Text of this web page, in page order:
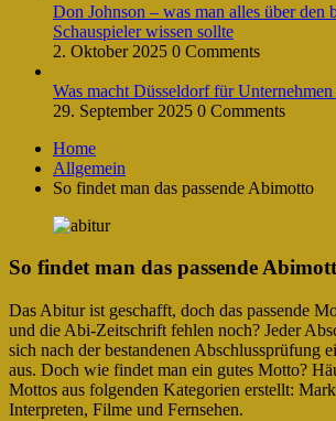
Don Johnson – was man alles über den
Schauspieler wissen sollte
2. Oktober 2025 0 Comments
Was macht Düsseldorf für
29. September 2025 0 Comments
Home
Allgemein
So findet man das passende Abimotto
So findet man das passende
Das Abitur ist geschafft, doch das passende
und die Abi-Zeitschrift fehlen noch? Jeder
sich nach der bestandenen Abschlussprüfung
aus. Doch wie findet man ein gutes Motto?
Mottos aus folgenden Kategorien erstellt:
Interpreten, Filme und Fernsehen.